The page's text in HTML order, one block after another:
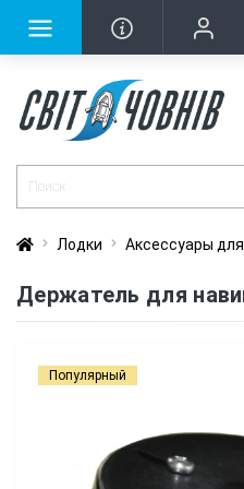
Лодки Аксессуары
Держатель для
Популярный